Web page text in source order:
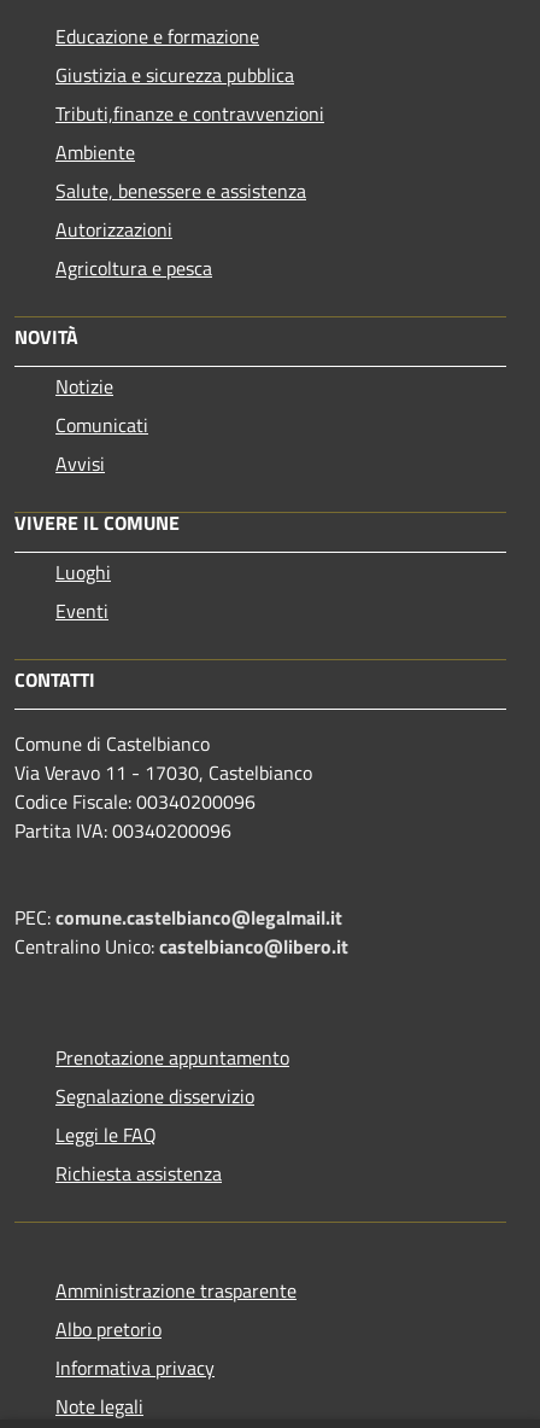
Educazione e formazione
Giustizia e sicurezza pubblica
Tributi,finanze e contravvenzioni
Ambiente
Salute, benessere e assistenza
Autorizzazioni
Agricoltura e pesca
NOVITÀ
Notizie
Comunicati
Avvisi
VIVERE IL COMUNE
Luoghi
Eventi
CONTATTI
Comune di Castelbianco
Via Veravo 11 - 17030, Castelbianco
Codice Fiscale: 00340200096
Partita IVA: 00340200096
PEC:comune.castelbianco@legalmail.it
Centralino Unico:castelbianco@libero.it
Prenotazione appuntamento
Segnalazione disservizio
Leggi le FAQ
Richiesta assistenza
Amministrazione trasparente
Albo pretorio
Informativa privacy
Note legali